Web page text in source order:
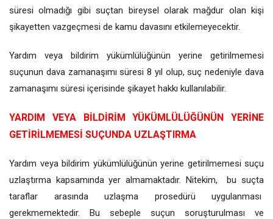
süresi olmadığı gibi suçtan bireysel olarak mağdur olan kişi
şikayetten vazgeçmesi de kamu davasını etkilemeyecektir.
Yardım veya bildirim yükümlülüğünün yerine getirilmemesi
suçunun dava zamanaşımı süresi 8 yıl olup, suç nedeniyle dava
zamanaşımı süresi içerisinde şikayet hakkı kullanılabilir.
YARDIM VEYA BİLDİRİM YÜKÜMLÜLÜĞÜNÜN YERİNE
GETİRİLMEMESİ SUÇUNDA UZLAŞTIRMA
Yardım veya bildirim yükümlülüğünün yerine getirilmemesi suçu
uzlaştırma kapsamında yer almamaktadır. Nitekim, bu suçta
taraflar arasında uzlaşma prosedürü uygulanması
gerekmemektedir. Bu sebeple suçun soruşturulması ve